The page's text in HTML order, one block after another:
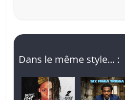
Dans le même style... :